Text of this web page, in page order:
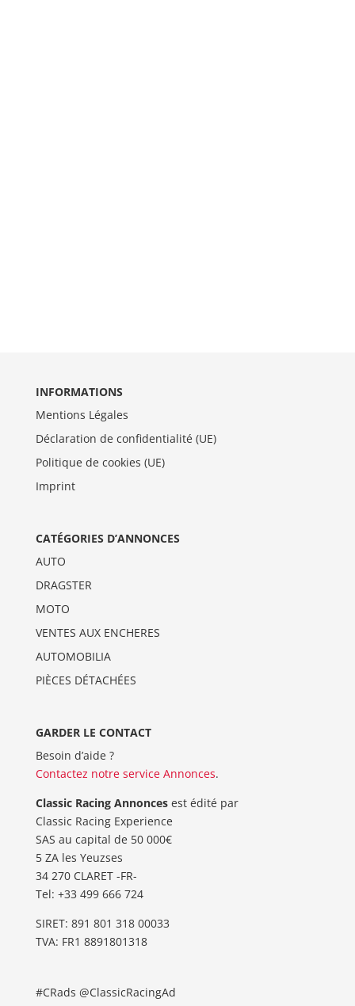
INFORMATIONS
Mentions Légales
Déclaration de confidentialité (UE)
Politique de cookies (UE)
Imprint
CATÉGORIES D’ANNONCES
AUTO
DRAGSTER
MOTO
VENTES AUX ENCHERES
AUTOMOBILIA
PIÈCES DÉTACHÉES
GARDER LE CONTACT
Besoin d’aide ?
Contactez notre service Annonces.
Classic Racing Annoncesest édité par
Classic Racing Experience
SAS au capital de 50 000€
5 ZA les Yeuzses
34 270 CLARET -FR-
Tel: ‭+33 499 666 724‬
SIRET: 891 801 318 00033
TVA: FR1 8891801318
#CRads @ClassicRacingAd